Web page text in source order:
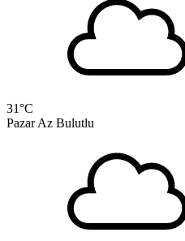
31°C
Pazar Az Bulutlu